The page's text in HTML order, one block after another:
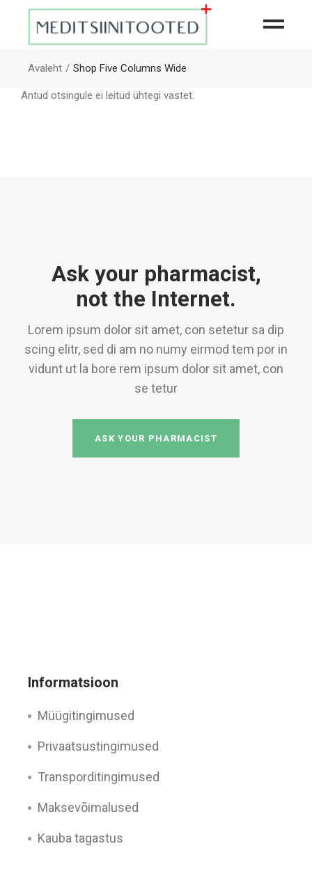
Avaleht Shop Five Columns Wide
Antud otsingule ei leitud ühtegi vastet.
Ask your pharmacist,
not the Internet.
Lorem ipsum dolor sit amet, con setetur sa dip
scing elitr, sed di am no numy eirmod tem por in
vidunt ut la bore rem ipsum dolor sit amet, con
se tetur
ASK YOUR PHARMACIST
Informatsioon
Müügitingimused
Privaatsustingimused
Transporditingimused
Maksevõimalused
Kauba tagastus